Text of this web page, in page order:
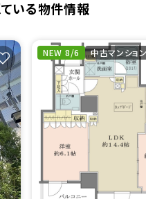
いる物件情報
NEW 8/6 中古マンショ